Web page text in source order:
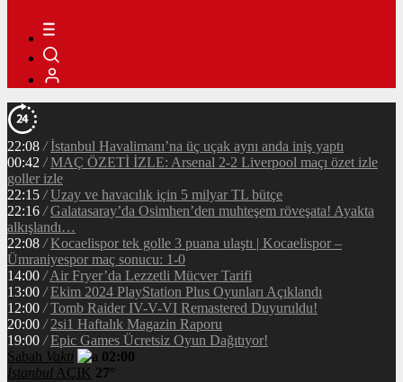
22:08 / İstanbul Havalimanı’na üç uçak aynı anda iniş yaptı
00:42 / MAÇ ÖZETİ İZLE: Arsenal 2-2 Liverpool maçı özet izle
goller izle
22:15 / Uzay ve havacılık için 5 milyar TL bütçe
22:16 / Galatasaray’da Osimhen’den muhteşem röveşata! Ayakta
alkışlandı…
22:08 / Kocaelispor tek golle 3 puana ulaştı | Kocaelispor –
Ümraniyespor maç sonucu: 1-0
14:00 / Air Fryer’da Lezzetli Mücver Tarifi
13:00 / Ekim 2024 PlayStation Plus Oyunları Açıklandı
12:00 / Tomb Raider IV-V-VI Remastered Duyuruldu!
20:00 / 2si1 Haftalık Magazin Raporu
19:00 / Epic Games Ücretsiz Oyun Dağıtıyor!
Sabah Vakti
02:00
İstanbul AÇIK 27°